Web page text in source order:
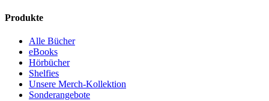
Produkte
Alle Bücher
eBooks
Hörbücher
Shelfies
Unsere Merch-Kollektion
Sonderangebote